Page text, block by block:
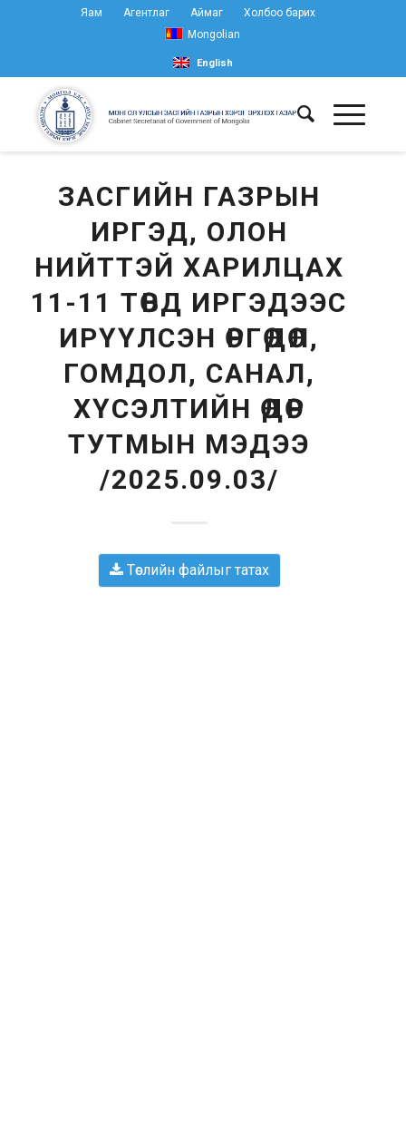
Яам Агентлаг Аймаг
Холбоо барих
Mongolian
English
ЗАСГИЙН ГАЗРЫН
ИРГЭД, ОЛОН
НИЙТТЭЙ ХАРИЛЦАХ
11-11 ТӨВД ИРГЭДЭЭС
ИРҮҮЛСЭН ӨРГӨДӨЛ,
ГОМДОЛ, САНАЛ,
ХҮСЭЛТИЙН ӨДӨР
ТУТМЫН МЭДЭЭ
/2025.09.03/
Төслийн файлыг татах